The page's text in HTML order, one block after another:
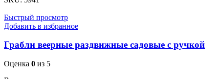
22-
зубые
пластинчатые
Быстрый просмотр
Добавить в избранное
Грабли веерные раздвижные садовые с ручкой
Оценка 0 из 5